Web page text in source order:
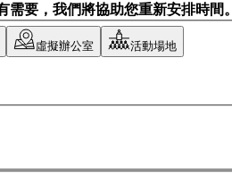
要，我們將協助您重新安排時間。
虛擬辦公室 活動場地